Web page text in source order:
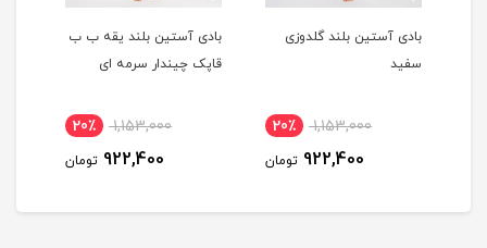
بادی آستین بلند یقه ب ب
1,153,000
922,400
بادی آستین بلند یقه ب ب
قاپک چیندار مشکی
1,153,000
922,400